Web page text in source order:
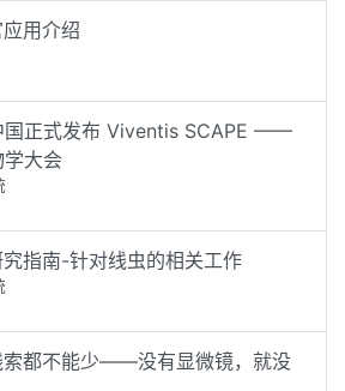
用介绍
国正式发布 Viventis SCAPE ——
学大会
指南-针对线虫的相关工作
索都不能少——没有显微镜，就没